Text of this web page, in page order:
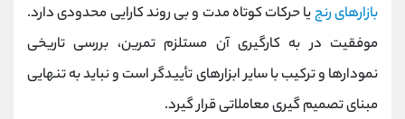
بازارهای رنجیا حرکات کوتاه ‌مدت و بی ‌روند کارایی محدودی دارد.
موفقیت در به‌ کارگیری آن مستلزم تمرین، بررسی تاریخی
نمودارها و ترکیب با سایر ابزارهای تأییدگر است و نباید به تنهایی
مبنای تصمیم ‌گیری معاملاتی قرار گیرد.